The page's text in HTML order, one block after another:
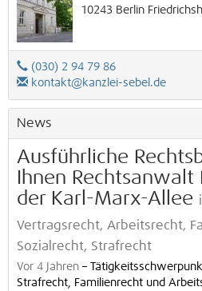
10243 Berlin
(030) 2 94 79 86
kontakt@kanzlei-sebel.de
News
Ausführliche
Ihnen Rechtsanwalt
der Karl-Marx-Allee
Vertragsrecht, Arbeitsrecht,
Sozialrecht, Strafrecht
Vor 4 Jahren –
Strafrecht, Familienrecht und